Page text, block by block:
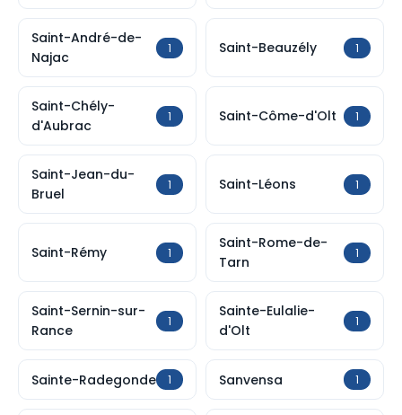
Saint-André-de-
Najac
1 Saint-Beauzély 1
Saint-Chély-
d'Aubrac
1 Saint-Côme-d'Olt 1
Saint-Jean-du-
Bruel
1 Saint-Léons 1
Saint-Rémy 1
Saint-Rome-de-
Tarn
1
Saint-Sernin-sur-
Rance
1
Sainte-Eulalie-
d'Olt
1
Sainte-Radegonde 1 Sanvensa 1